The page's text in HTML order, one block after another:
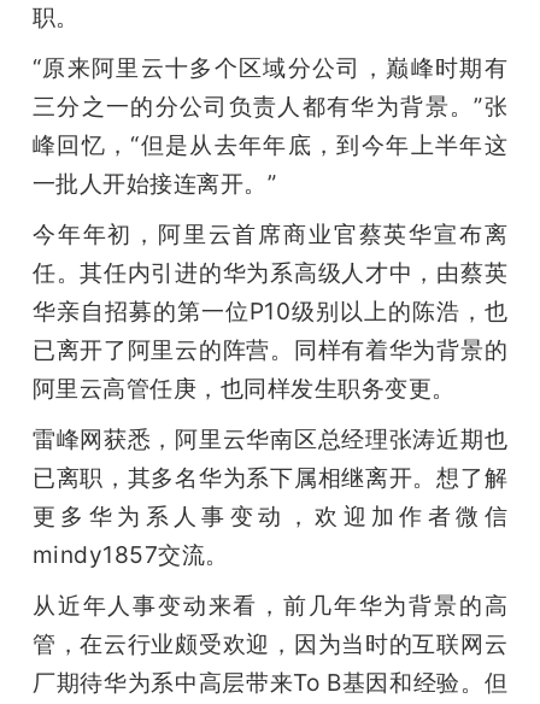
职。
“原来阿里云十多个区域分公司，巅峰时期有
三分之一的分公司负责人都有华为背景。”张
峰回忆，“但是从去年年底，到今年上半年这
一批人开始接连离开。”
今年年初，阿里云首席商业官蔡英华宣布离
任。其任内引进的华为系高级人才中，由蔡英
华亲自招募的第一位P10级别以上的陈浩，也
已离开了阿里云的阵营。同样有着华为背景的
阿里云高管任庚，也同样发生职务变更。
雷峰网获悉，阿里云华南区总经理张涛近期也
已离职，其多名华为系下属相继离开。想了解
更多华为系人事变动，欢迎加作者微信
mindy1857交流。
从近年人事变动来看，前几年华为背景的高
管，在云行业颇受欢迎，因为当时的互联网云
厂期待华为系中高层带来To B基因和经验。但